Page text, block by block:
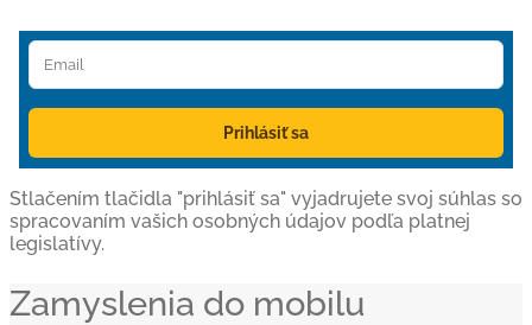
Prihlásiť sa
Stlačením tlačidla "prihlásiť sa" vyjadrujete svoj súhlas so
spracovaním vašich osobných údajov podľa platnej
legislatívy.
Zamyslenia do mobilu